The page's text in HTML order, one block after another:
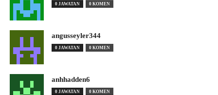
0 JAWATAN 0 KOMEN
angusseyler344
0 JAWATAN 0 KOMEN
anhhadden6
0 JAWATAN 0 KOMEN